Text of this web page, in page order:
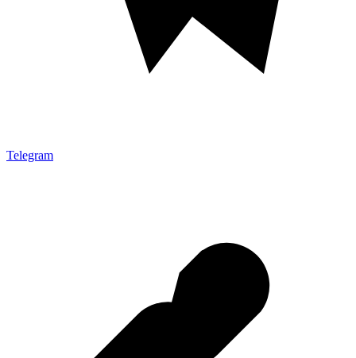
Telegram